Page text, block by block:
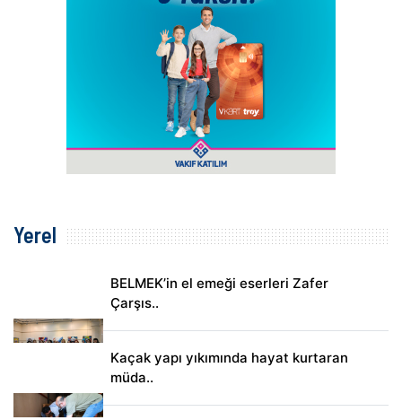
Yerel
BELMEK’in el emeği eserleri Zafer
Çarşıs..
Kaçak yapı yıkımında hayat kurtaran
müda..